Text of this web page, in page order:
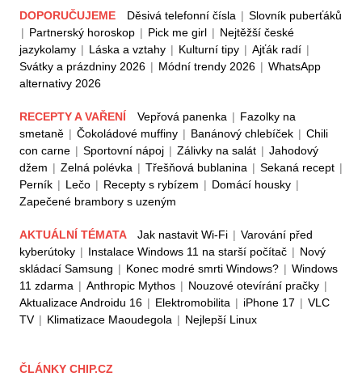
DOPORUČUJEME Děsivá telefonní čísla | Slovník puberťáků
| Partnerský horoskop | Pick me girl | Nejtěžší české
jazykolamy | Láska a vztahy | Kulturní tipy | Ajťák radí |
Svátky a prázdniny 2026 | Módní trendy 2026 | WhatsApp
alternativy 2026
RECEPTY A VAŘENÍ Vepřová panenka | Fazolky na
smetaně | Čokoládové muffiny | Banánový chlebíček | Chili
con carne | Sportovní nápoj | Zálivky na salát | Jahodový
džem | Zelná polévka | Třešňová bublanina | Sekaná recept |
Perník | Lečo | Recepty s rybízem | Domácí housky |
Zapečené brambory s uzeným
AKTUÁLNÍ TÉMATA Jak nastavit Wi-Fi | Varování před
kyberútoky | Instalace Windows 11 na starší počítač | Nový
skládací Samsung | Konec modré smrti Windows? | Windows
11 zdarma | Anthropic Mythos | Nouzové otevírání pračky |
Aktualizace Androidu 16 | Elektromobilita | iPhone 17 | VLC
TV | Klimatizace Maoudegola | Nejlepší Linux
ČLÁNKY CHIP.CZ